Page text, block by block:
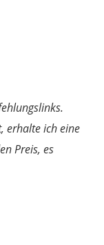
erhalte ich eine
Preis, es